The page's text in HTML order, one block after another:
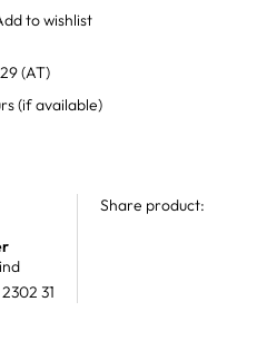
to wishlist
(AT)
(if available)
31
Share product: